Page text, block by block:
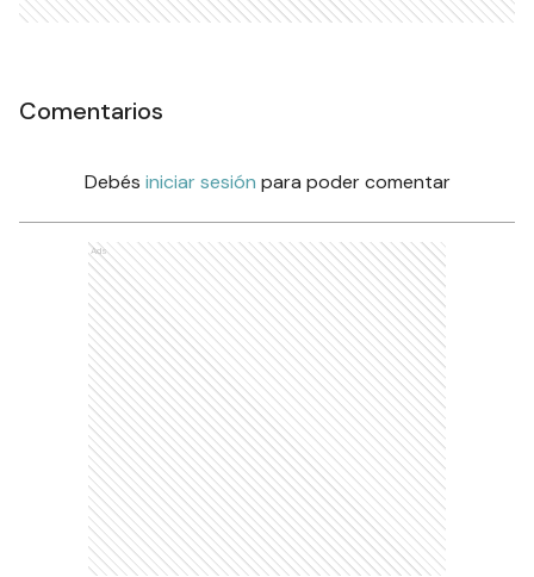
Comentarios
Debés iniciar sesión para poder comentar
Ads